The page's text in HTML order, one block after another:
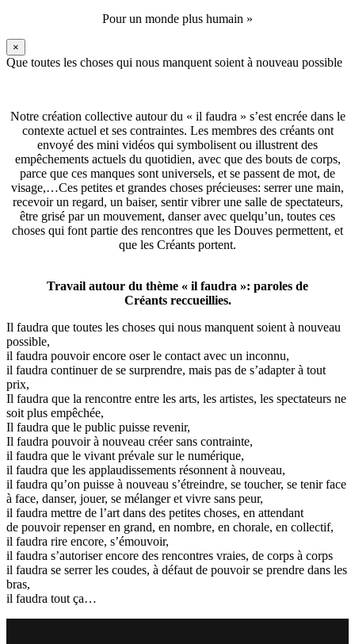
Pour un monde plus humain »
×
Que toutes les choses qui nous manquent soient à nouveau possible
Notre création collective autour du « il faudra » s’est encrée dans le
contexte actuel et ses contraintes. Les membres des créants ont
envoyé des mini vidéos qui symbolisent ou illustrent des
empêchements actuels du quotidien, avec que des bouts de corps,
parce que ces manques sont universels, et se passent de mot, de
visage,…Ces petites et grandes choses précieuses: serrer une main,
recevoir un regard, un baiser, sentir vibrer une salle de spectateurs,
être grisé par un mouvement, danser avec quelqu’un, toutes ces
choses qui font partie des rencontres que les Douves permettent, et
que les Créants portent.
Travail autour du thème « il faudra »: paroles de
Créants reccueillies.
Il faudra que toutes les choses qui nous manquent soient à nouveau
possible,
il faudra pouvoir encore oser le contact avec un inconnu,
il faudra continuer de se surprendre, mais pas de s’adapter à tout
prix,
Il faudra que la rencontre entre les arts, les artistes, les spectateurs ne
soit plus empêchée,
Il faudra que le public puisse revenir,
Il faudra pouvoir à nouveau créer sans contrainte,
il faudra que le vivant prévale sur le numérique,
il faudra que les applaudissements résonnent à nouveau,
il faudra qu’on puisse à nouveau s’étreindre, se toucher, se tenir face
à face, danser, jouer, se mélanger et vivre sans peur,
il faudra mettre de l’art dans des petites choses, en attendant
de pouvoir repenser en grand, en nombre, en chorale, en collectif,
il faudra rire encore, s’émouvoir,
il faudra s’autoriser encore des rencontres vraies, de corps à corps
il faudra se serrer les coudes, à défaut de pouvoir se prendre dans les
bras,
il faudra tout ça…